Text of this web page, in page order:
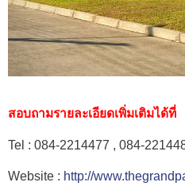
สอบถามรายละเอียดเพิ่มเติมได้ที่
Tel : 084-2214477 , 084-
Website : http://